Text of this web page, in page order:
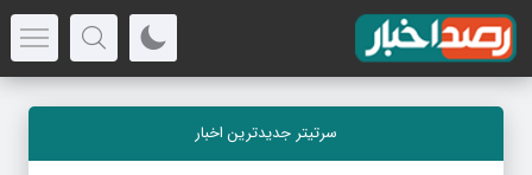
سرتیتر جدیدترین اخبار